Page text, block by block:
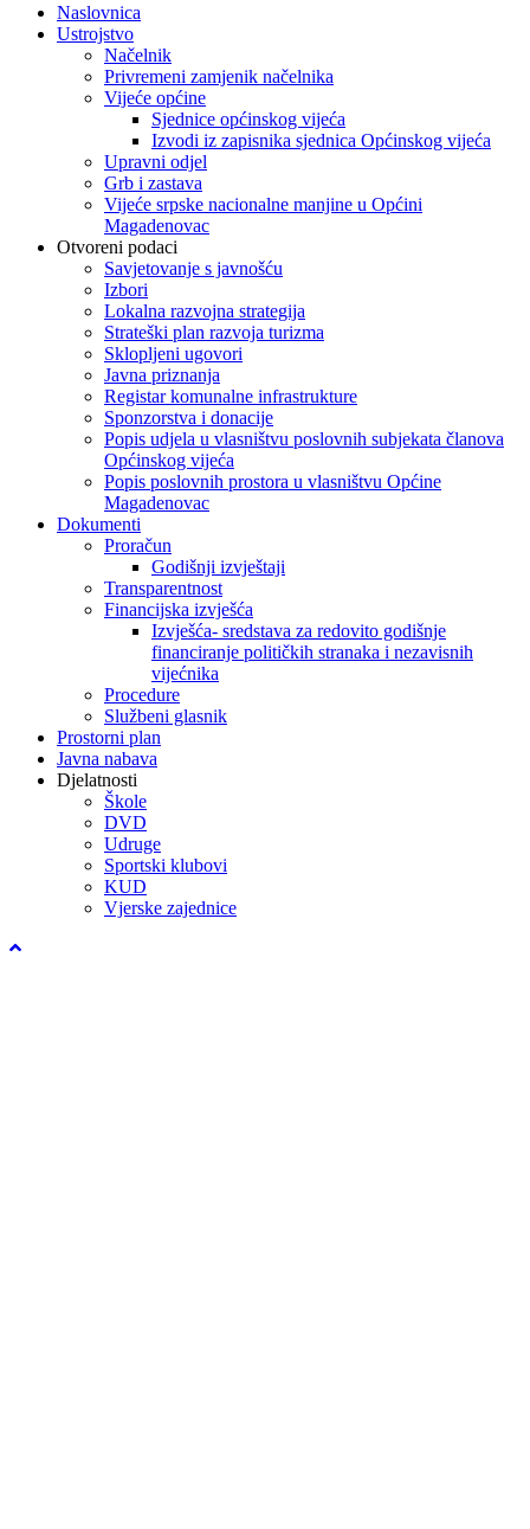
Naslovnica
Ustrojstvo
Načelnik
Privremeni zamjenik načelnika
Vijeće općine
Sjednice općinskog vijeća
Izvodi iz zapisnika sjednica Općinskog vijeća
Upravni odjel
Grb i zastava
Vijeće srpske nacionalne manjine u Općini
Magadenovac
Otvoreni podaci
Savjetovanje s javnošću
Izbori
Lokalna razvojna strategija
Strateški plan razvoja turizma
Sklopljeni ugovori
Javna priznanja
Registar komunalne infrastrukture
Sponzorstva i donacije
Popis udjela u vlasništvu poslovnih subjekata članova
Općinskog vijeća
Popis poslovnih prostora u vlasništvu Općine
Magadenovac
Dokumenti
Proračun
Godišnji izvještaji
Transparentnost
Financijska izvješća
Izvješća- sredstava za redovito godišnje
financiranje političkih stranaka i nezavisnih
vijećnika
Procedure
Službeni glasnik
Prostorni plan
Javna nabava
Djelatnosti
Škole
DVD
Udruge
Sportski klubovi
KUD
Vjerske zajednice